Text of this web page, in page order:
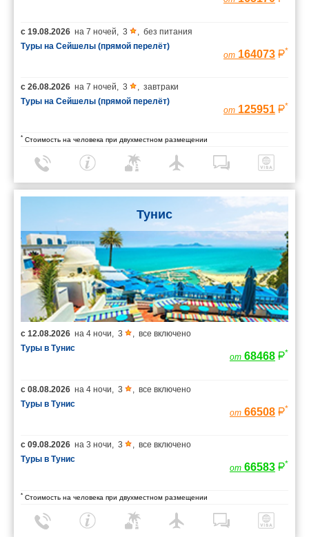
с 19.08.2026 на 7 ночей 3
без питания
Туры на Сейшелы (прямой перелёт)
от 164073 *
с 26.08.2026 на 7 ночей 3
завтраки
Туры на Сейшелы (прямой перелёт)
от 125951 *
* Стоимость на человека при двухместном размещении
Тунис
с 12.08.2026 на 4 ночи, 3 , все включено
Туры в Тунис
от 68468 *
с 08.08.2026 на 4 ночи, 3 , все включено
Туры в Тунис
от 66508 *
с 09.08.2026 на 3 ночи, 3 , все включено
Туры в Тунис
от 66583 *
* Стоимость на человека при двухместном размещении